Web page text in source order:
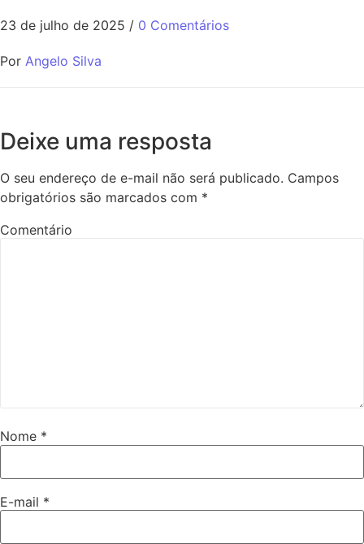
23 de julho de 2025 / 0 Comentários
Por Angelo Silva
Deixe uma resposta
O seu endereço de e-mail não será publicado. Campos
obrigatórios são marcados com *
Comentário
Nome *
E-mail *